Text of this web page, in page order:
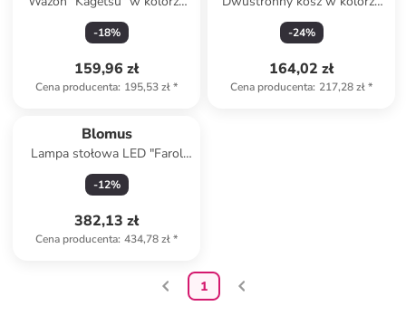
jasnoszarym - 18 x 6 cm
-18%
159,96 zł
Cena producenta: 195,53 zł*
biało-beżowym - 23 x 26 x 23
c,
-24%
164,02 zł
Cena producenta: 217,28 zł*
Blomus
Lampa stołowa LED "Farol
Mini" - KEE G - wys. 19 cm
-12%
382,13 zł
Cena producenta: 434,78 zł*
1